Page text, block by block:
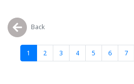
Back
1 2 3 4 5 6 7